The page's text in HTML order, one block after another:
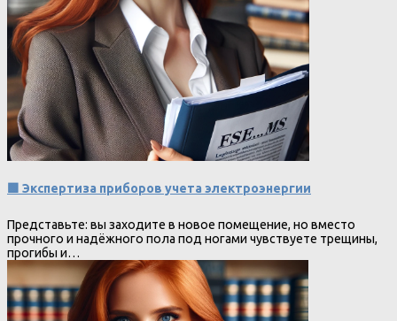
🟩 Экспертиза приборов учета электроэнергии
Представьте: вы заходите в новое помещение, но вместо
прочного и надёжного пола под ногами чувствуете трещины,
прогибы и…